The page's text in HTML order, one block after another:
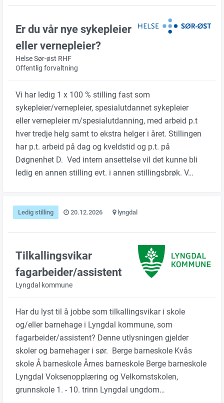
Er du vår nye sykepleier
eller vernepleier?
Helse Sør-øst RHF
Offentlig forvaltning
Vi har ledig 1 x 100 % stilling fast som
sykepleier/vernepleier, spesialutdannet sykepleier
eller vernepleier m/spesialutdanning, med arbeid p.t
hver tredje helg samt to ekstra helger i året. Stillingen
har p.t. arbeid på dag og kveldstid og p.t. på
Døgnenhet D. Ved intern ansettelse vil det kunne bli
ledig en annen stilling evt. i annen stillingsbrøk. V…
Ledig stilling 20.12.2026 lyngdal
Tilkallingsvikar
fagarbeider/assistent
Lyngdal kommune
Har du lyst til å jobbe som tilkallingsvikar i skole
og/eller barnehage i Lyngdal kommune, som
fagarbeider/assistent? Denne utlysningen gjelder
skoler og barnehager i sør. Berge barneskole Kvås
skole Å barneskole Årnes barneskole Berge barneskole
Lyngdal Voksenopplæring og Velkomstskolen,
grunnskole 1. - 10. trinn Lyngdal ungdom…